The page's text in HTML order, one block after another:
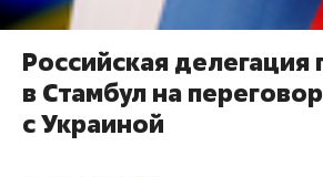
Российская делегация
в Стамбул на
с Украиной